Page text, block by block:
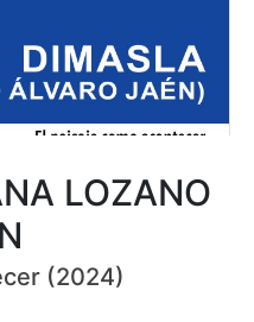
LOZANO
(2024)